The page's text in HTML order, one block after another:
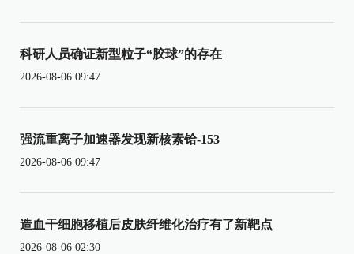
科研人员确证新型粒子“胶球”的存在
2026-08-06 09:47
强流重离子加速器发现新核素铪-153
2026-08-06 09:47
造血干细胞移植后皮肤纤维化治疗有了新靶点
2026-08-06 02:30